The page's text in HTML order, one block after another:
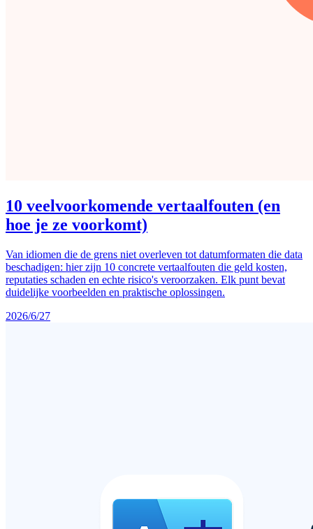
10 veelvoorkomende vertaalfouten (en
hoe je ze voorkomt)
Van idiomen die de grens niet overleven tot datumformaten die data
beschadigen: hier zijn 10 concrete vertaalfouten die geld kosten,
reputaties schaden en echte risico's veroorzaken. Elk punt bevat
duidelijke voorbeelden en praktische oplossingen.
2026/6/27